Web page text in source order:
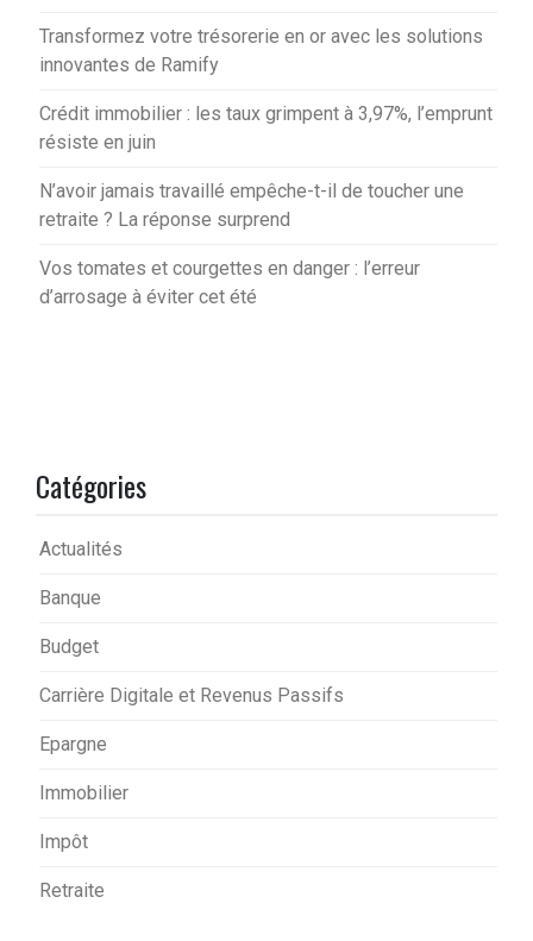
Transformez votre trésorerie en or avec les solutions
innovantes de Ramify
Crédit immobilier : les taux grimpent à 3,97%, l’emprunt
résiste en juin
N’avoir jamais travaillé empêche-t-il de toucher une
retraite ? La réponse surprend
Vos tomates et courgettes en danger : l’erreur
d’arrosage à éviter cet été
Catégories
Actualités
Banque
Budget
Carrière Digitale et Revenus Passifs
Epargne
Immobilier
Impôt
Retraite